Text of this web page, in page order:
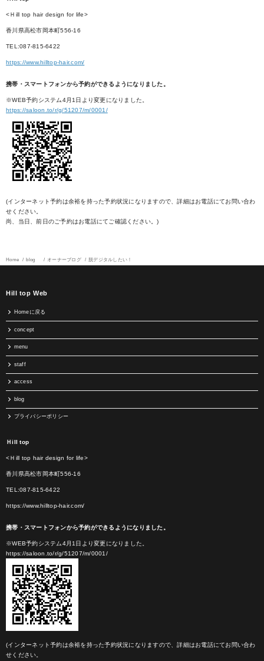
<Ｈill top hair design for life>
香川県高松市岡本町556-16
TEL:087-815-6422
https://www.hilltop-hair.com/
携帯・スマートフォンから予約ができるようになりました。
※WEB予約システム4月1日より変更になりました。
https://saloon.to/r/g/51207/m/0001/
(インターネット予約は余裕を持った予約状況になりますので、詳細はお電話にてお問い合わ
せください。
尚、当日、前日のご予約はお電話にてご確認ください。)
Home blog オーナーブログ 脱デジタルしたい！
Hill top Web
Homeに戻る
concept
menu
staff
access
blog
プライバシーポリシー
Ｈill top
<Ｈill top hair design for life>
香川県高松市岡本町556-16
TEL:087-815-6422
https://www.hilltop-hair.com/
携帯・スマートフォンから予約ができるようになりました。
※WEB予約システム4月1日より変更になりました。
https://saloon.to/r/g/51207/m/0001/
(インターネット予約は余裕を持った予約状況になりますので、詳細はお電話にてお問い合わ
せください。